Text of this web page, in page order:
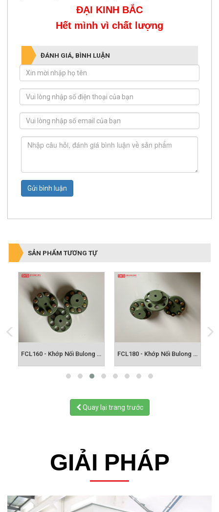
ĐẠI KINH BẮC
Hết mình vì chất lượng
ĐÁNH GIÁ, BÌNH LUẬN
Gửi bình luận
SẢN PHẨM TƯƠNG TỰ
FCL160 - Khớp Nối Bulong FCL FCL180 - Khớp Nối Bulong FCL
Quay lại trang trước
GIẢI PHÁP